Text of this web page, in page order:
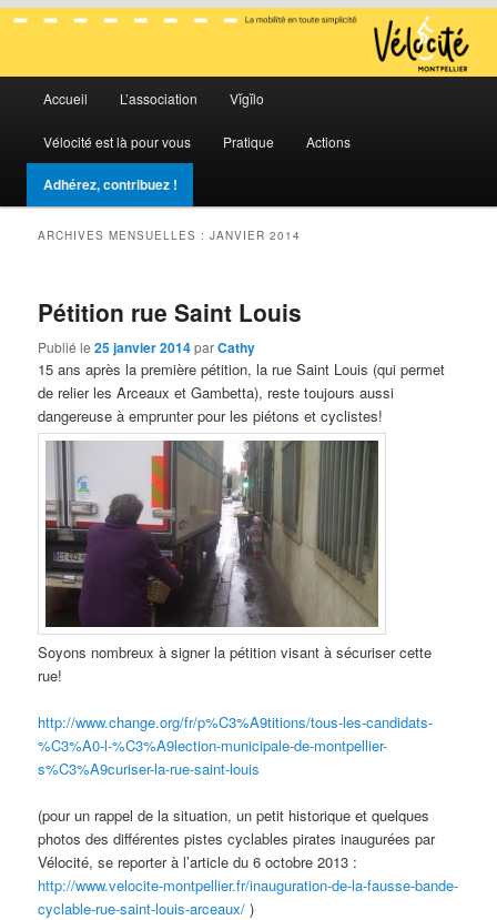
Vélocité Grand Montpellier
La mobilité en toute simplicité
Aller
au
contenu
principal
Aller
au
contenu
secondaire
Accueil L’association Vĭgĭlo
Vélocité est là pour vous Pratique Actions
Adhérez, contribuez !
ARCHIVES MENSUELLES :JANVIER 2014
Pétition rue Saint Louis
Publié le25 janvier 2014parCathy
15 ans après la première pétition, la rue Saint Louis (qui permet
de relier les Arceaux et Gambetta), reste toujours aussi
dangereuse à emprunter pour les piétons et cyclistes!
Soyons nombreux à signer la pétition visant à sécuriser cette
rue!
http://www.change.org/fr/p%C3%A9titions/tous-les-candidats-
%C3%A0-l-%C3%A9lection-municipale-de-montpellier-
s%C3%A9curiser-la-rue-saint-louis
(pour un rappel de la situation, un petit historique et quelques
photos des différentes pistes cyclables pirates inaugurées par
Vélocité, se reporter à l’article du 6 octobre 2013 :
http://www.velocite-montpellier.fr/inauguration-de-la-fausse-bande-
cyclable-rue-saint-louis-arceaux/ )